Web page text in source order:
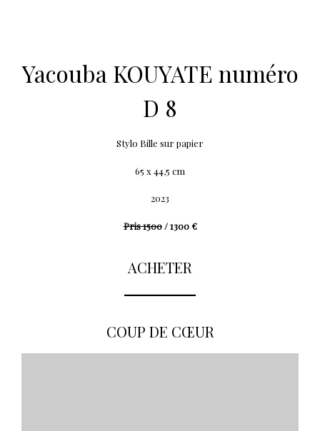
Yacouba KOUYATE numéro
D 8
Stylo Bille sur papier
65 x 44,5 cm
2023
Pris 1500/ 1300 €
ACHETER
COUP DE CŒUR